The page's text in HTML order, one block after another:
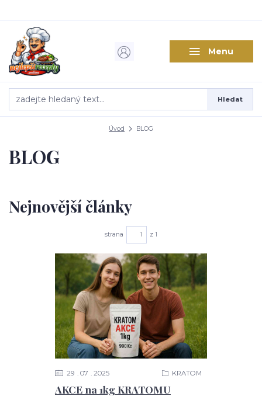
Menu
Hledat
Úvod BLOG
BLOG
Nejnovější články
strana z 1
AKCE na 1kg KRATOMU
29 07 2025 KRATOM